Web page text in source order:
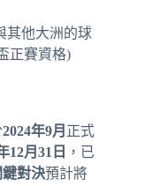
其他大洲的球
正賽資格)
2024年9月 正式
12月31日 ，已
鍵對決預計將